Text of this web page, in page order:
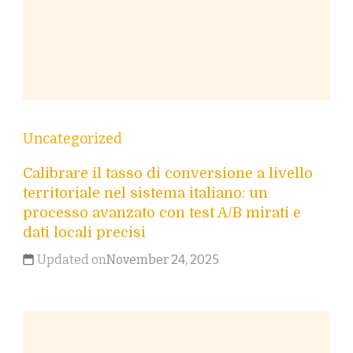
Uncategorized
Calibrare il tasso di conversione a livello
territoriale nel sistema italiano: un
processo avanzato con test A/B mirati e
dati locali precisi
Updated onNovember 24, 2025